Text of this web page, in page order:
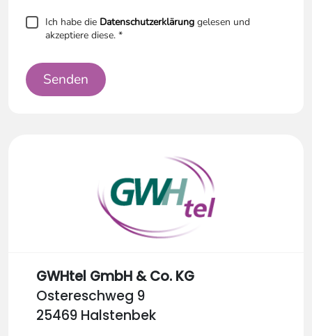
Ich habe die Datenschutzerklärung gelesen und
akzeptiere diese. *
Senden
GWHtel GmbH & Co. KG
Ostereschweg 9
25469 Halstenbek